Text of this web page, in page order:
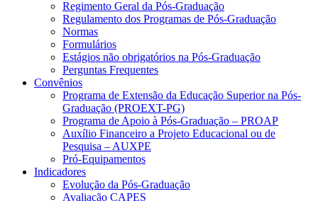
Regimento Geral da Pós-Graduação
Regulamento dos Programas de Pós-Graduação
Normas
Formulários
Estágios não obrigatórios na Pós-Graduação
Perguntas Frequentes
Convênios
Programa de Extensão da Educação Superior na Pós-
Graduação (PROEXT-PG)
Programa de Apoio à Pós-Graduação – PROAP
Auxílio Financeiro a Projeto Educacional ou de
Pesquisa – AUXPE
Pró-Equipamentos
Indicadores
Evolução da Pós-Graduação
Avaliação CAPES